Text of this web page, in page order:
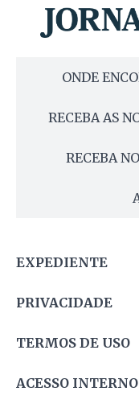
ONDE
RECEBA AS
RECEBA
EXPEDIENTE
PRIVACIDADE
TERMOS DE USO
ACESSO INTERNO